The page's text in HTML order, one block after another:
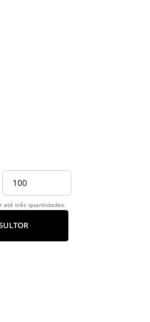
até três quantidades.